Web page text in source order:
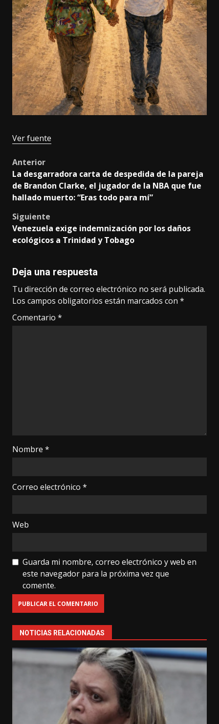
Ver fuente
Post
navigation
Anterior
La desgarradora carta de despedida de la pareja
de Brandon Clarke, el jugador de la NBA que fue
hallado muerto: “Eras todo para mí”
Siguiente
Venezuela exige indemnización por los daños
ecológicos a Trinidad y Tobago
Deja una respuesta
Tu dirección de correo electrónico no será publicada.
Los campos obligatorios están marcados con *
Comentario *
Nombre *
Correo electrónico *
Web
Guarda mi nombre, correo electrónico y web en
este navegador para la próxima vez que
comente.
NOTICIAS RELACIONADAS